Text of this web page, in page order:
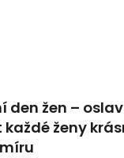
den žen –
ženy